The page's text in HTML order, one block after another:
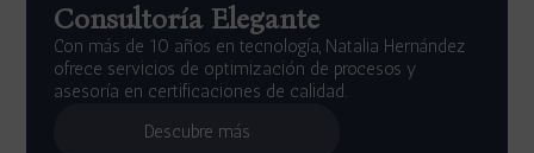
Consultoría Elegante
Con más de 10 años en tecnología, Natalia Hernández
ofrece servicios de optimización de procesos y
asesoría en certificaciones de calidad.
Descubre más